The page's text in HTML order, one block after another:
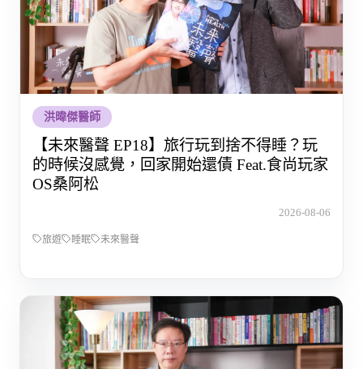
洪暐傑醫師
【未來醫聲 EP18】旅行玩到捨不得睡？玩
的時候沒感覺，回家開始還債 Feat.食尚玩家
OS桑阿松
2026-08-06
旅遊 睡眠 未來醫聲